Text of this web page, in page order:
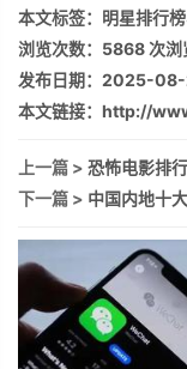
本文标签： 明星排行榜
浏览次数： 5868 次浏
发布日期：2025-
本文链接： http://
上一篇 > 恐怖电影排
下一篇 > 中国内地十